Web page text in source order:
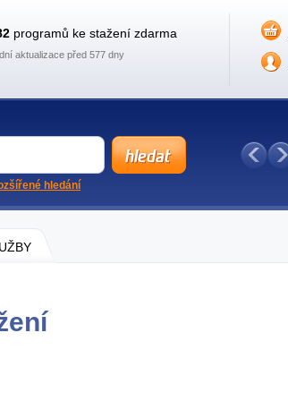
programů ke stažení zdarma
aktualizace před 577 dny
hledání